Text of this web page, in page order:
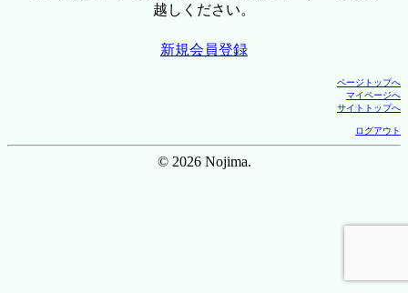
越しください。
新規会員登録
ページトップへ
マイページへ
サイトトップへ
ログアウト
© 2026 Nojima.